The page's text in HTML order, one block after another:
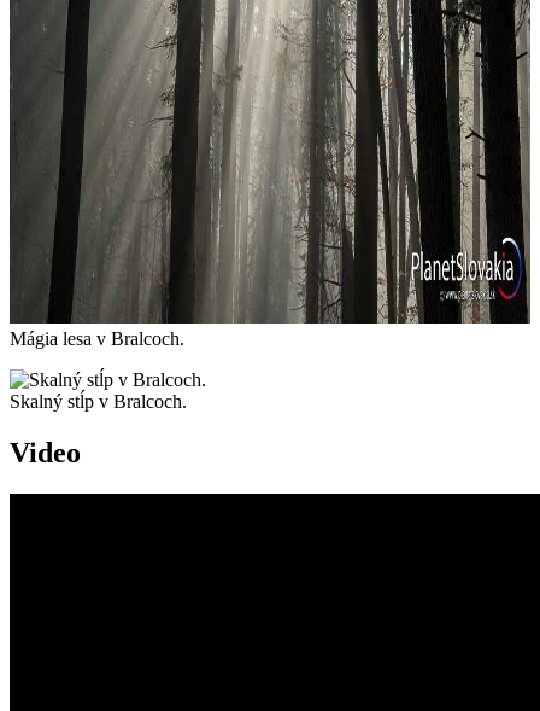
Mágia lesa v Bralcoch.
Skalný stĺp v Bralcoch.
Video